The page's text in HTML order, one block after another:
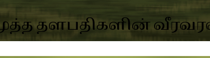
தளபதிகளின்